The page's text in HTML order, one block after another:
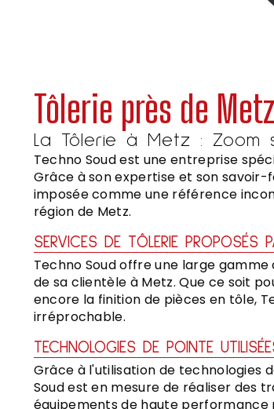
Tôlerie près de Metz
La Tôlerie à Metz : Zoom
Techno Soud est une entreprise
Grâce à son expertise et son savoir-
imposée comme une référence
région de Metz.
SERVICES DE TÔLERIE PROPOSÉS
Techno Soud offre une large
de sa clientèle à Metz. Que ce soit
encore la finition de pièces en tôle,
irréprochable.
TECHNOLOGIES DE POINTE
Grâce à l'utilisation de technologies
Soud est en mesure de réaliser des
équipements de haute performance